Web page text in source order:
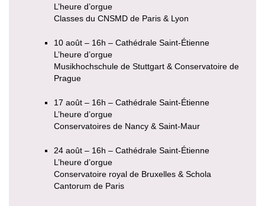
L’heure d’orgue
Classes du CNSMD de Paris & Lyon
10 août – 16h – Cathédrale Saint-Étienne
L’heure d’orgue
Musikhochschule de Stuttgart & Conservatoire de
Prague
17 août – 16h – Cathédrale Saint-Étienne
L’heure d’orgue
Conservatoires de Nancy & Saint-Maur
24 août – 16h – Cathédrale Saint-Étienne
L’heure d’orgue
Conservatoire royal de Bruxelles & Schola
Cantorum de Paris